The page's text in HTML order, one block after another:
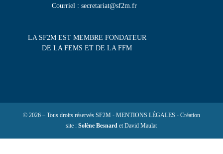
Courriel : secretariat@sf2m.fr
LA SF2M EST MEMBRE FONDATEUR
DE LA FEMS ET DE LA FFM
© 2026 – Tous droits réservés SF2M - MENTIONS LÉGALES - Création
site :Solène Besnard et David Maulat